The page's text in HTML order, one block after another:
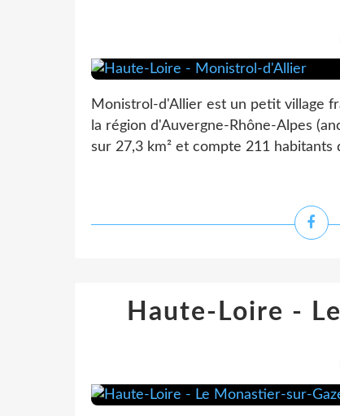
Monistrol-d'Allier est un petit village
la région d'Auvergne-Rhône-Alpes
sur 27,3 km² et compte 211
Haute-Loire -